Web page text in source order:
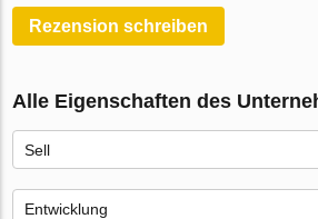
Rezension schreiben
Alle Eigenschaften des
Sell
Entwicklung